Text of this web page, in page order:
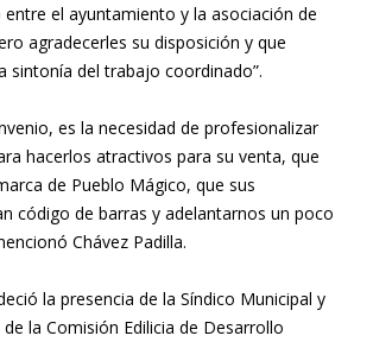
el ayuntamiento y la asociación de
agradecerles su disposición y que
sintonía del trabajo coordinado”.
es la necesidad de profesionalizar
hacerlos atractivos para su venta, que
de Pueblo Mágico, que sus
código de barras y adelantarnos un poco
Chávez Padilla.
la presencia de la Síndico Municipal y
la Comisión Edilicia de Desarrollo